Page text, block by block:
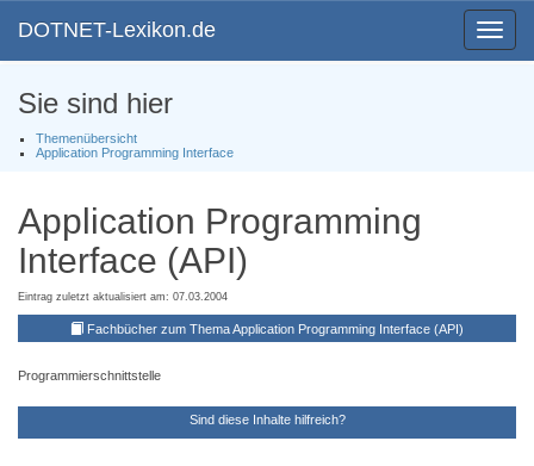
Toggle
DOTNET-Lexikon.de
Sie sind hier
Themenübersicht
Application Programming Interface
Application Programming
Interface (API)
Eintrag zuletzt aktualisiert am: 07.03.2004
Fachbücher zum Thema Application Programming Interface (API)
Programmierschnittstelle
Sind diese Inhalte hilfreich?